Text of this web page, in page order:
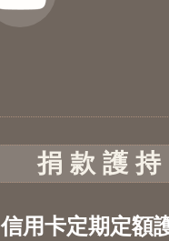
捐 款 護 持
信用卡定期定額